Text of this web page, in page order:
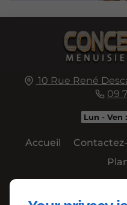
10 Rue René
09
Lun - Ven :
Accueil